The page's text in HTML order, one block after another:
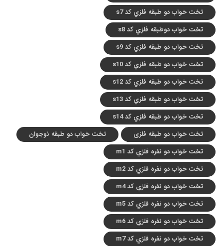
تخت خواب دو طبقه فلزي کد s7
تخت خواب دوطبقه فلزي کد s8
تخت خواب دو طبقه فلزي کد s9
تخت خواب دو طبقه فلزي کد s10
تخت خواب دو طبقه فلزي کد s12
تخت خواب دو طبقه فلزي کد s13
تخت خواب دو طبقه فلزي کد s14
تخت خواب دو طبقه فلزی
تخت خواب دو طبقه نوجوان
تخت خواب دو نفره فلزي کد m1
تخت خواب دو نفره فلزي کد m2
تخت خواب دو نفره فلزي کد m4
تخت خواب دو نفره فلزي کد m5
تخت خواب دو نفره فلزي کد m6
تخت خواب دو نفره فلزي کد m7